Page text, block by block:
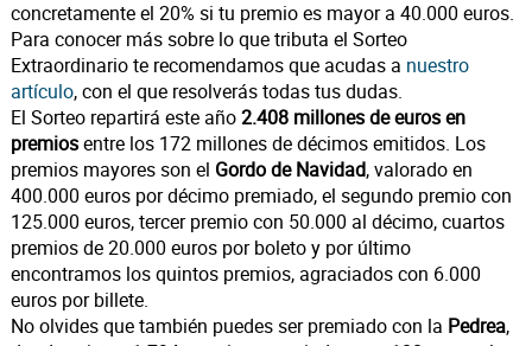
concretamente el 20% si tu premio es mayor a 40.000 euros.
Para conocer más sobre lo que tributa el Sorteo
Extraordinario te recomendamos que acudas a nuestro
artículo, con el que resolverás todas tus dudas.
El Sorteo repartirá este año2.408 millones de euros en
premiosentre los 172 millones de décimos emitidos. Los
premios mayores son el Gordo de Navidad, valorado en
400.000 euros por décimo premiado, el segundo premio con
125.000 euros, tercer premio con 50.000 al décimo, cuartos
premios de 20.000 euros por boleto y por último
encontramos los quintos premios, agraciados con 6.000
euros por billete.
No olvides que también puedes ser premiado con la Pedrea,